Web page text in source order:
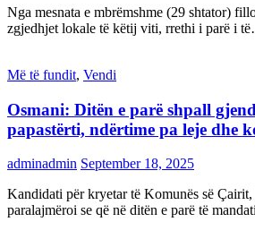
Nga mesnata e mbrëmshme (29 shtator)
zgjedhjet lokale të këtij viti, rrethi i parë i
Më të fundit, Vendi
Osmani: Ditën e parë shpall
papastërti, ndërtime pa leje dhe
adminadmin September 18, 2025
Kandidati për kryetar të Komunës së
paralajmëroi se që në ditën e parë të